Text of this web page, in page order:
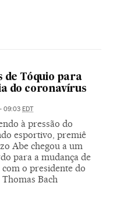
de Tóquio para
do coronavírus
09:03 EDT
à pressão do
esportivo, premiê
Abe chegou a um
para a mudança de
com o presidente do
Thomas Bach